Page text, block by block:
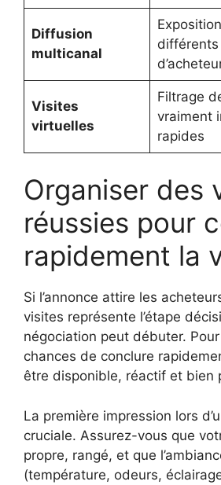
Diffusion
multicanal
Visites
virtuelles
Filtrage
vraiment
rapides
Organiser des
réussies pour
rapidement la
Si l’annonce attire les
visites représente l’étape
négociation peut débuter.
chances de conclure
être disponible, réactif et bien
La première impression lors
cruciale. Assurez-vous que
propre, rangé, et que
(température, odeurs,